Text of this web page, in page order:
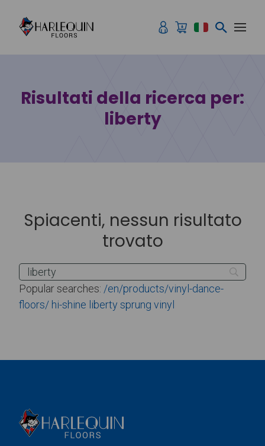
Risultati della ricerca per:
liberty
Spiacenti, nessun risultato
trovato
Popular searches: /en/products/vinyl-dance-
floors/ hi-shine liberty sprung vinyl